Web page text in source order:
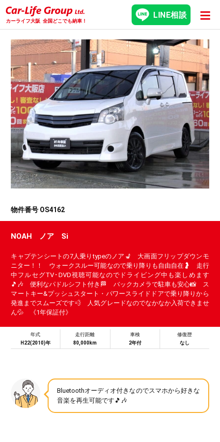
カーライフ大阪 全国どこでも納車！
LINE相談
物件番号 OS4162
NOAH ノア Si
キャプテンシートの7人乗りtypeのノア💺 大画面フリップダウンモ
ニター！！ ウォークスルー可能なので乗り降りも自由自在🤰 走行
中フルセグTV･DVD視聴可能なのでドライビング中も楽しめます
🎵🎶 便利なパドルシフト付き🏁 バックカメラで駐車も安心📸 ス
マートキー&プッシュスタート・パワースライドドアで乗り降りから
発進までスムーズです💨 人気グレードなのでなかなか入荷できませ
ん💦 《1年保証付》
年式
H22(2010)年
走行距離
80,000km
車検
2年付
修復歴
なし
Bluetoothオーディオ付きなのでスマホから好きな
音楽を再生可能です🎵🎶